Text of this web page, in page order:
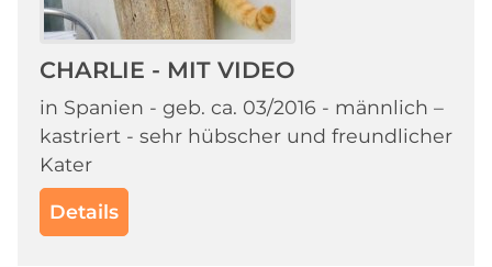
CHARLIE - MIT VIDEO
in Spanien - geb. ca. 03/2016 - männlich –
kastriert - sehr hübscher und freundlicher
Kater
Details